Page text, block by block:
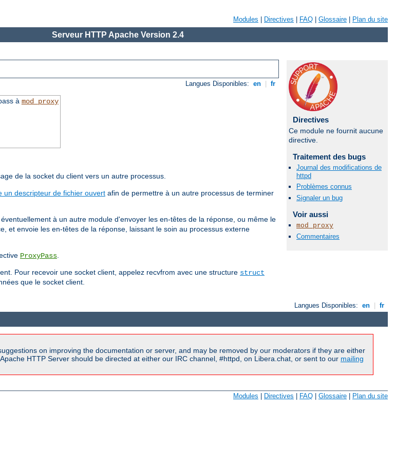
Modules Directives FAQ Glossaire Plan du site
Serveur HTTP Apache Version 2.4
Langues Disponibles: en fr
à mod_proxy
de la socket du client vers un autre processus.
un descripteur de fichier ouvert afin de permettre à un autre processus de terminer
à un autre module d'envoyer les en-têtes de la réponse, ou même le
et envoie les en-têtes de la réponse, laissant le soin au processus externe
ProxyPass.
Pour recevoir une socket client, appelez recvfrom avec une structure struct
que le socket client.
Directives
Ce module ne fournit aucune
directive.
Traitement des bugs
Journal des modifications de
httpd
Problèmes connus
Signaler un bug
Voir aussi
mod_proxy
Commentaires
Langues Disponibles: en fr
on improving the documentation or server, and may be removed by our moderators if they are either
HTTP Server should be directed at either our IRC channel, #httpd, on Libera.chat, or sent to our mailing
Modules Directives FAQ Glossaire Plan du site